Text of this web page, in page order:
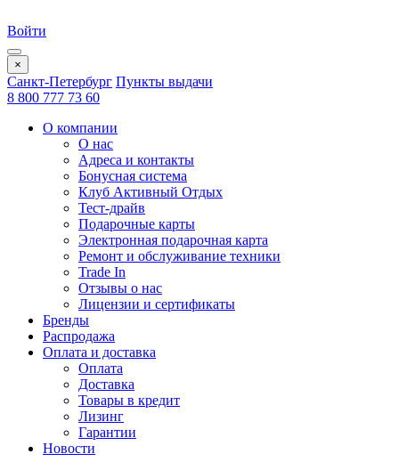
Войти
×
Санкт-Петербург Пункты выдачи
8 800 777 73 60
О компании
О нас
Адреса и контакты
Бонусная система
Клуб Активный Отдых
Тест-драйв
Подарочные карты
Электронная подарочная карта
Ремонт и обслуживание техники
Trade In
Отзывы о нас
Лицензии и сертификаты
Бренды
Распродажа
Оплата и доставка
Оплата
Доставка
Товары в кредит
Лизинг
Гарантии
Новости